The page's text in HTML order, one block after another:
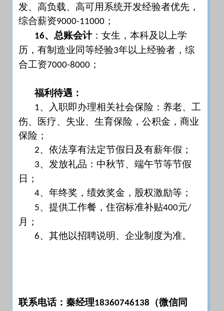
发、高负载、高可用系统开发经验者优先，
综合薪资9000-11000 ；
16、总账会计：女生，本科及以上学
历，有制造业同等经验3年以上经验者，综
合工资7000-8000 ；
福利待遇：
1、入职即办理相关社会保险：养老、工
伤、医疗、失业、生育保险，公积金，商业
保险；
2、依法享有法定节假日及有薪年假；
3、发放礼品：中秋节、端午节等节假
日；
4、年终奖，绩效奖金，股权激励等；
5、提供工作餐，住宿标准补贴400元/
月；
6、其他以招聘说明、企业制度为准。
联系电话：秦经理18360746138
（微信同